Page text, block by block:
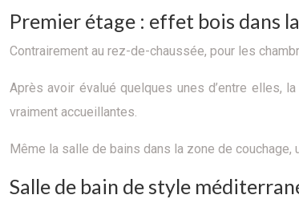
Premier étage : effet bois dans
Contrairement au rez-de-chaussée, pour les
Après avoir évalué quelques unes d’entre elles,
vraiment accueillantes.
Même la salle de bains dans la zone de couchage,
Salle de bain de style